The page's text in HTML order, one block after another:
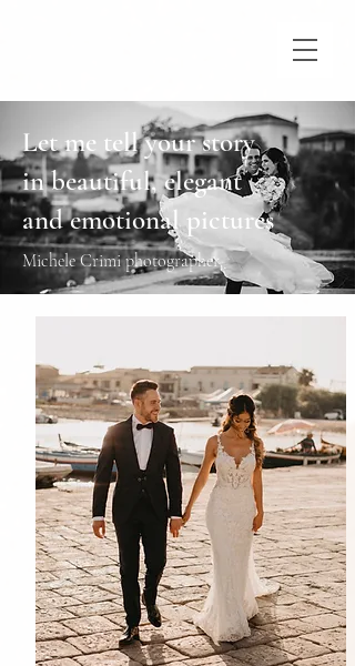
Let me tell your story
in beautiful, elegant
and emotional pictures
Michele Crimi photographer